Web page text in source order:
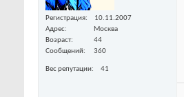
Регистрация
10.11.2007
Адрес
Москва
Возраст
44
Сообщений
360
Вес репутации 41